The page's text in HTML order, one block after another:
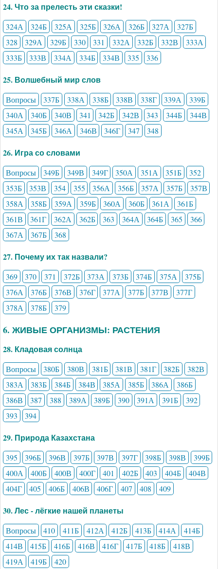
24. Что за прелесть эти сказки!
324А 324Б 325А 325Б 326А 326Б 327А
327Б
328
329А 329Б 330 331 332А 332Б 332В
333А
333Б
333В 334А 334Б 334В 335 336
25. Волшебный мир слов
Вопросы 337Б 338А 338Б 338В 338Г 339А
339Б
340А
340Б 340В 341 342Б 342В 343 344Б
344В
345А
345Б 346А 346В 346Г 347 348
26. Игра со словами
Вопросы 349Б 349В 349Г 350А 351А 351Б
352
353Б
353В 354 355 356А 356Б 357А 357Б
357В
358А
358Б 359А 359Б 360А 360Б 361А
361Б
361В
361Г 362А 362Б 363 364А 364Б 365
366
367А
367Б 368
27. Почему их так назвали?
369 370 371 372Б 373А 373Б 374Б 375А
375Б
376А
376Б 376В 376Г 377А 377Б 377В
377Г
378А
378Б 379
6. ЖИВЫЕ ОРГАНИЗМЫ: РАСТЕНИЯ
28. Кладовая солнца
Вопросы 380Б 380В 381Б 381В 381Г 382Б
382В
383А
383Б 384Б 384В 385А 385Б 386А
386Б
386В
387 388 389А 389Б 390 391А 391Б
392
393
394
29. Природа Казахстана
395 396Б 396В 397Б 397В 397Г 398Б 398В
399Б
400А
400Б 400В 400Г 401 402Б 403 404Б
404В
404Г
405 406Б 406В 406Г 407 408 409
30. Лес - лёгкие нашей планеты
Вопросы 410 411Б 412А 412Б 413Б 414А
414Б
414В
415Б 416Б 416В 416Г 417Б 418Б
418В
419А
419Б 420